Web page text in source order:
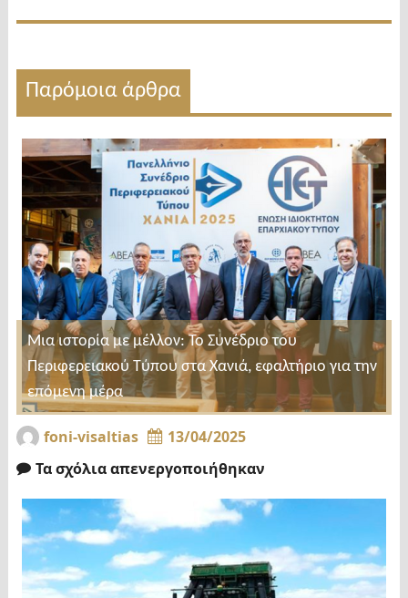
Παρόμοια άρθρα
Μια ιστορία με μέλλον: Το Συνέδριο του
Περιφερειακού Τύπου στα Χανιά, εφαλτήριο για την
επόμενη μέρα
foni-visaltias
13/04/2025
Τα σχόλια απενεργοποιήθηκαν